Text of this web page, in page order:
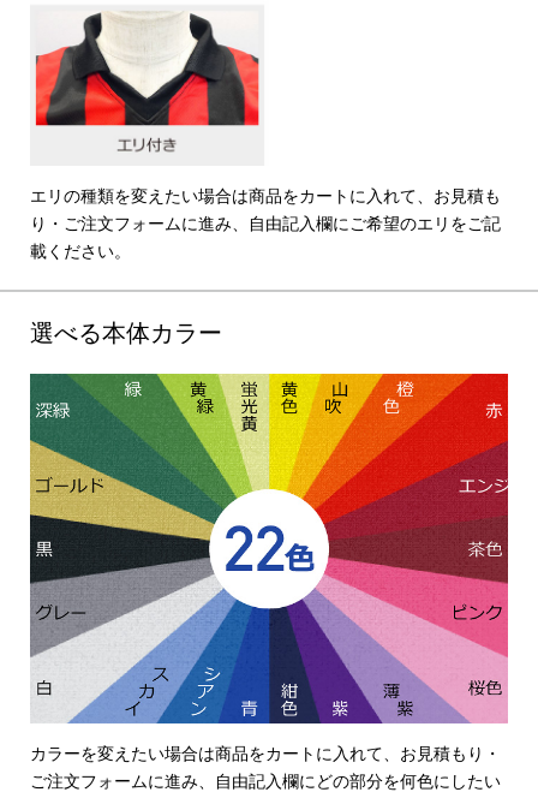
エリの種類を変えたい場合は商品をカートに入れて、お見積も
り・ご注文フォームに進み、自由記入欄にご希望のエリをご記
載ください。
選べる本体カラー
カラーを変えたい場合は商品をカートに入れて、お見積もり・
ご注文フォームに進み、自由記入欄にどの部分を何色にしたい